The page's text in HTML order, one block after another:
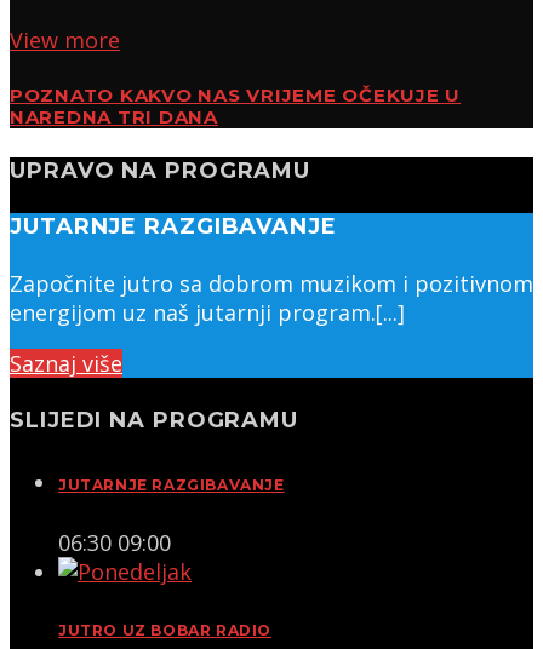
View more
POZNATO KAKVO NAS VRIJEME OČEKUJE U
NAREDNA TRI DANA
UPRAVO NA PROGRAMU
JUTARNJE RAZGIBAVANJE
Započnite jutro sa dobrom muzikom i pozitivnom
energijom uz naš jutarnji program.[...]
Saznaj više
SLIJEDI NA PROGRAMU
JUTARNJE RAZGIBAVANJE
06:30 09:00
JUTRO UZ BOBAR RADIO